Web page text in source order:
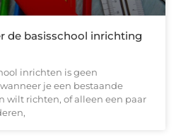
de basisschool inrichting
inrichten is geen
je een bestaande
wilt richten, of alleen een paar